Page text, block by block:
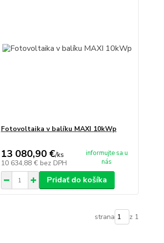
Fotovoltaika v balíku MAXI 10kWp
13 080,90 €/ks
10 634,88 € bez DPH
informujte sa u
nás
Pridať do košíka
strana z 1